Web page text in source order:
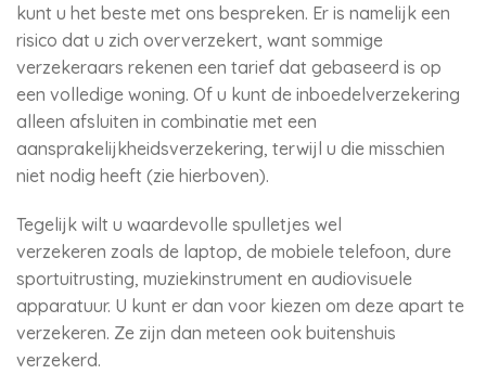
kunt u het beste met ons bespreken. Er is namelijk een
risico dat u zich oververzekert, want sommige
verzekeraars rekenen een tarief dat gebaseerd is op
een volledige woning. Of u kunt de inboedelverzekering
alleen afsluiten in combinatie met een
aansprakelijkheidsverzekering, terwijl u die misschien
niet nodig heeft (zie hierboven).
Tegelijk wilt u waardevolle spulletjes wel
verzekeren zoals de laptop, de mobiele telefoon, dure
sportuitrusting, muziekinstrument en audiovisuele
apparatuur. U kunt er dan voor kiezen om deze apart te
verzekeren. Ze zijn dan meteen ook buitenshuis
verzekerd.